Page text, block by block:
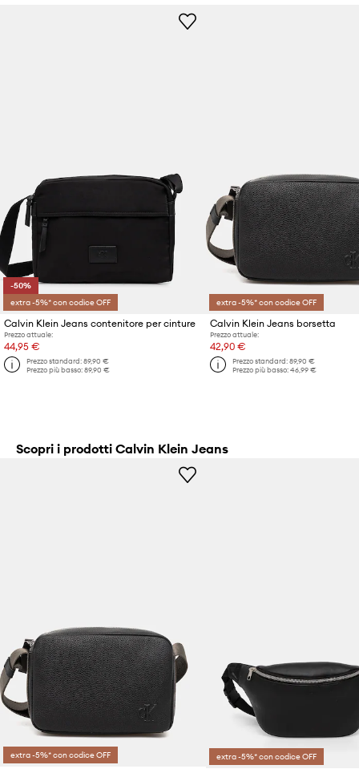
-50%
extra -5%* con codice OFF
Calvin Klein Jeans contenitore per cinture
Prezzo attuale:
44,95 €
Prezzo standard:89,90 €
Prezzo più basso:89,90 €
extra -5%* con codice OFF
Calvin Klein Jeans borsetta
Prezzo attuale:
42,90 €
Prezzo standard:89,90 €
Prezzo più basso:46,99 €
Scopri i prodotti Calvin Klein Jeans
extra -5%* con codice OFF extra -5%* con codice OFF